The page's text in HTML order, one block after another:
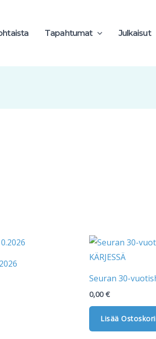
Tapahtumat Julkaisut
Seuran 30-
0,00€
Lisää